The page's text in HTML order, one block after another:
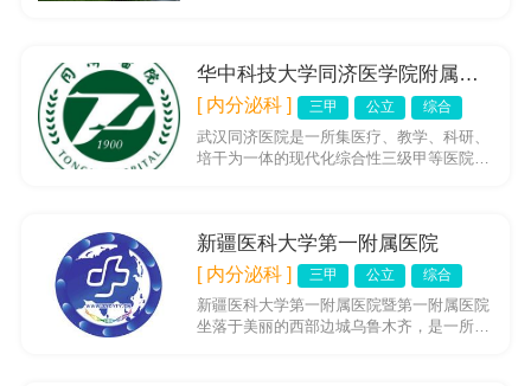
华中科技大学同济医学院附属同济医院
[ 内分泌科 ] 三甲 公立 综合
武汉同济医院是一所集医疗、教学、科研、
培干为一体的现代化综合性三级甲等医院，
新疆医科大学第一附属医院
[ 内分泌科 ] 三甲 公立 综合
新疆医科大学第一附属医院暨第一附属医院
坐落于美丽的西部边城乌鲁木齐，是一所集